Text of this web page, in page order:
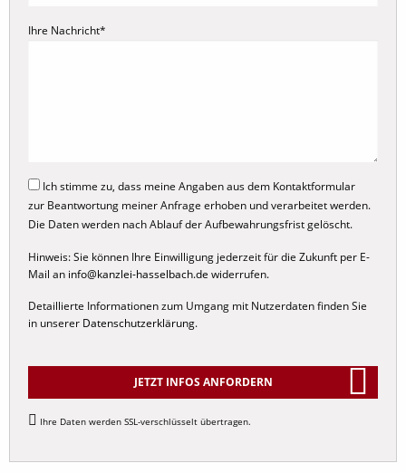
Ehevertrag
Internationales Familienrecht
Sorgerecht
Unterhaltsrecht
Düsseldorfer Tabelle
Ihre Nachricht*
Ich stimme zu, dass meine Angaben aus dem Kontaktformular
zur Beantwortung meiner Anfrage erhoben und verarbeitet werden.
Die Daten werden nach Ablauf der Aufbewahrungsfrist gelöscht.
Hinweis: Sie können Ihre Einwilligung jederzeit für die Zukunft per E-
Mail an info@kanzlei-hasselbach.de widerrufen.
Detaillierte Informationen zum Umgang mit Nutzerdaten finden Sie
in unserer Datenschutzerklärung.
JETZT INFOS ANFORDERN
Alternative:
Ihre Daten werden SSL-verschlüsselt übertragen.